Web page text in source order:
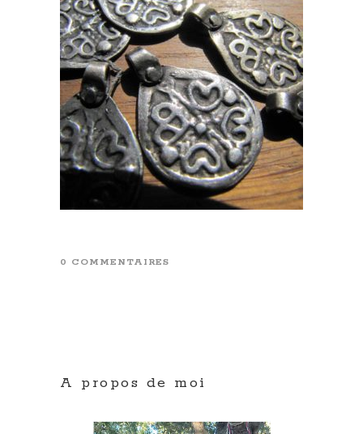
0 COMMENTAIRES
A propos de moi